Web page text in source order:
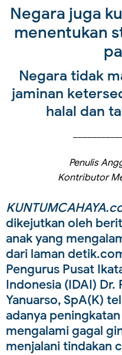
Negara juga
menentukan
Negara tidak
jaminan
halal dan
Penulis
Kontributor
dikejutkan oleh
anak yang
dari laman
Pengurus Pusat
Indonesia (IDAI) Dr.
Yanuarso, SpA(K)
adanya
mengalami gagal
menjalani tindakan